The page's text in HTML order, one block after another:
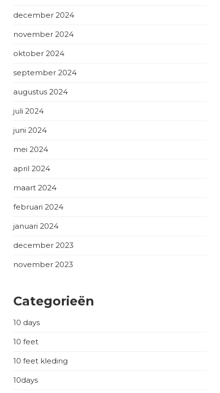
december 2024
november 2024
oktober 2024
september 2024
augustus 2024
juli 2024
juni 2024
mei 2024
april 2024
maart 2024
februari 2024
januari 2024
december 2023
november 2023
Categorieën
10 days
10 feet
10 feet kleding
10days